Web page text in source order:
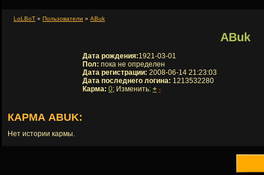
LoLBoT » Пользователи » ABuk
ABuk
Дата рождения:1921-03-01
Пол: пока не определен
Дата регистрации: 2008-06-14 21:23:03
Дата последнего логина: 1213532280
Карма: 0; Изменить: + -
КАРМА ABUK:
Нет истории кармы.